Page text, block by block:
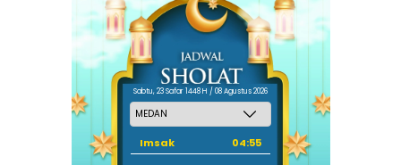
Sabtu, 23 Safar 1448 H / 08 Agustus 2026
Imsak
04:55